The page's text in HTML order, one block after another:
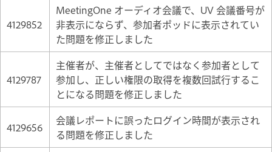
4129852
MeetingOne オーディオ会議で、UV 会議番号が
非表示にならず、参加者ポッドに表示されてい
た問題を修正しました
4129787
主催者が、主催者としてではなく参加者として
参加し、正しい権限の取得を複数回試行するこ
とになる問題を修正しました
4129656
会議レポートに誤ったログイン時間が表示され
る問題を修正しました